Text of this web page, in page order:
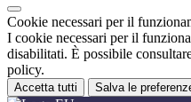
Cookie necessari per il
I cookie necessari per il
disabilitati. È possibile
policy.
Accetta tutti Salva le